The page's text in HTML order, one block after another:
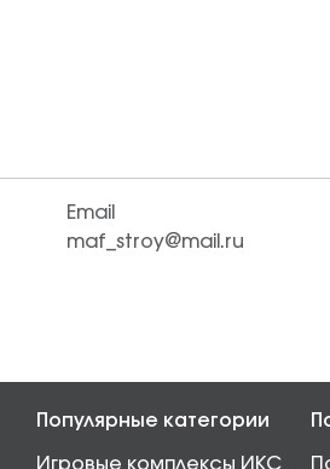
Email
maf_stroy@mail.ru
Популярные категории
Игровые комплексы ИКС